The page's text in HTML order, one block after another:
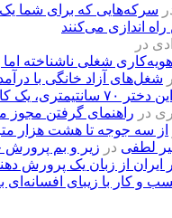
سرکه‌هایی که برای شما
اندازی می‌کنند
در
هویه‌کاری شغلی ناشناخته
شغل‌های آزاد خانگی با
این دختر ۷۰ سانتیمتری، یک کارآفرین نمونه است
در راهنمای گرفتن مجوز
از سه جوجه تا هشت هزار
لطفی در زیر و بم پرورش
ایران از زبان یک پرورش
و کار با زیبای